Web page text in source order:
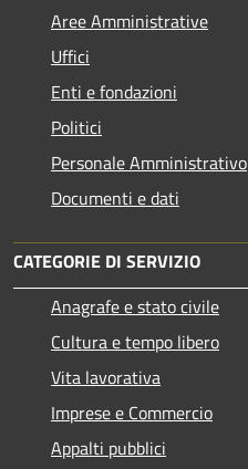
Aree Amministrative
Uffici
Enti e fondazioni
Politici
Personale Amministrativo
Documenti e dati
CATEGORIE DI SERVIZIO
Anagrafe e stato civile
Cultura e tempo libero
Vita lavorativa
Imprese e Commercio
Appalti pubblici